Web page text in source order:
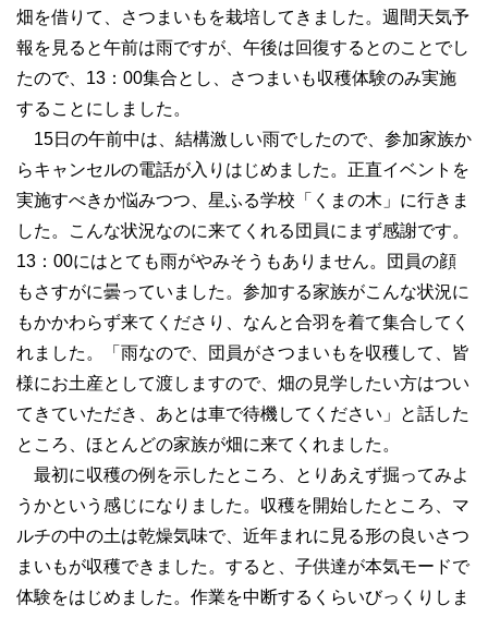
畑を借りて、さつまいもを栽培してきました。週間天気予
報を見ると午前は雨ですが、午後は回復するとのことでし
たので、13：00集合とし、さつまいも収穫体験のみ実施
することにしました。
15日の午前中は、結構激しい雨でしたので、参加家族か
らキャンセルの電話が入りはじめました。正直イベントを
実施すべきか悩みつつ、星ふる学校「くまの木」に行きま
した。こんな状況なのに来てくれる団員にまず感謝です。
13：00にはとても雨がやみそうもありません。団員の顔
もさすがに曇っていました。参加する家族がこんな状況に
もかかわらず来てくださり、なんと合羽を着て集合してく
れました。「雨なので、団員がさつまいもを収穫して、皆
様にお土産として渡しますので、畑の見学したい方はつい
てきていただき、あとは車で待機してください」と話した
ところ、ほとんどの家族が畑に来てくれました。
最初に収穫の例を示したところ、とりあえず掘ってみよ
うかという感じになりました。収穫を開始したところ、マ
ルチの中の土は乾燥気味で、近年まれに見る形の良いさつ
まいもが収穫できました。すると、子供達が本気モードで
体験をはじめました。作業を中断するくらいびっくりしま